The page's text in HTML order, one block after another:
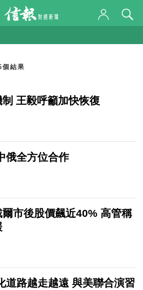
結果
王毅呼籲加快恢復
俄全方位合作
爾市後股價飆近40% 高管稱
道路越走越遠 與美聯合演習